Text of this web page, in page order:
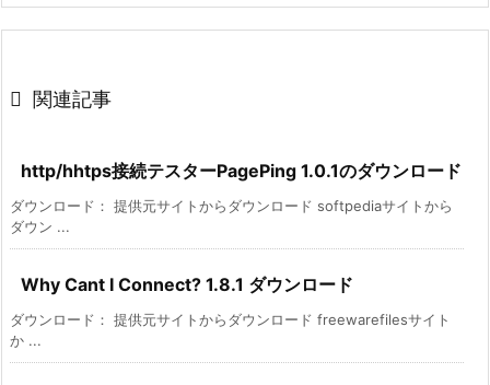
 関連記事
http/hhtps接続テスターPagePing 1.0.1のダウンロード
ダウンロード： 提供元サイトからダウンロード softpediaサイトから
ダウン ...
Why Cant I Connect? 1.8.1 ダウンロード
ダウンロード： 提供元サイトからダウンロード freewarefilesサイト
か ...